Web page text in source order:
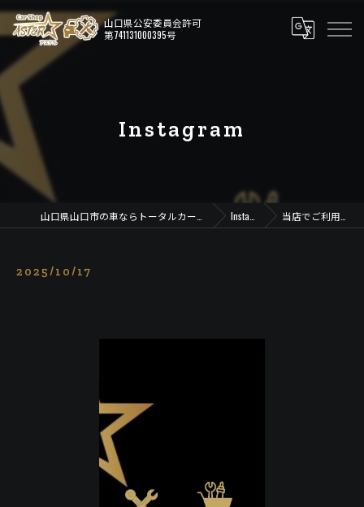
Instagram
Instagram 当店でご利用いただ…
2025/10/17